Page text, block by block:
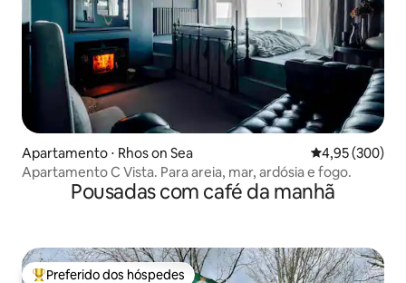
Apartamento ⋅ Rhos on Sea 4,95 de uma
4,95 (300)
Apartamento C Vista. Para areia, mar, ardósia e fogo.
Pousadas com café da manhã
Preferido dos hóspedes